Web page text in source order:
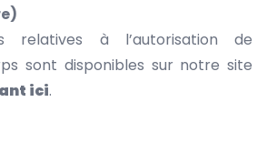
relatives à l’autorisation de
sont disponibles sur notre site
ici.